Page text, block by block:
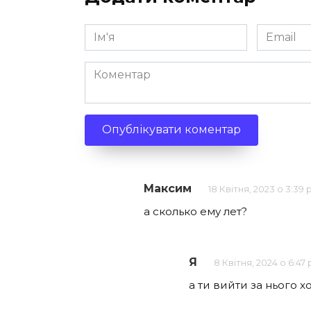
Ім'я
*
Email
*
Коментар
Максим 18 Квітня, 2023 о 3:39
а сколько ему лет?
Я 8 Квітня, 2024 о 6:47
а ти вийти за нього